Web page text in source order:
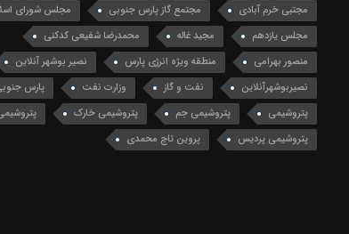
مجتبی خرم آبادی
مجتمع گاز پارس جنوبی
مجلس شورای
مجلس یازدهم
مجید غاله
محمدرضا شفیعی کدکنی
منصور بهرامی
منطقه ویژه انرژی پارس
نصیر بوشهر آنلاین
نصیربوشهرآنلاین
نفت و گاز وزارت نفت
پارس
پتروشیمی
پتروشیمی جم پتروشیمی خارک
پتروشیمی پردیس
پروین تاج محمدی